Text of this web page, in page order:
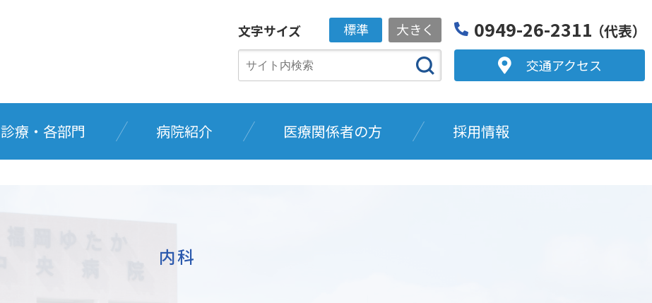
文字サイズ 標準 大きく 0949-26-2311 （代表）
交通アクセス
診療・各部門 病院紹介 医療関係者の方 採用情報
内科